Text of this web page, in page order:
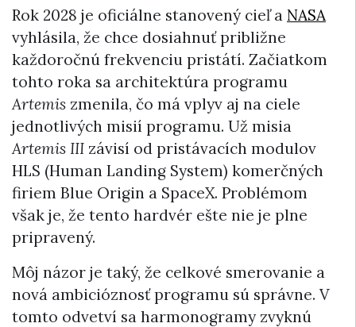
Rok 2028 je oficiálne stanovený cieľ a NASA
vyhlásila, že chce dosiahnuť približne
každoročnú frekvenciu pristátí. Začiatkom
tohto roka sa architektúra programu
Artemis zmenila, čo má vplyv aj na ciele
jednotlivých misií programu. Už misia
Artemis III závisí od pristávacích modulov
HLS (Human Landing System) komerčných
firiem Blue Origin a SpaceX. Problémom
však je, že tento hardvér ešte nie je plne
pripravený.
Môj názor je taký, že celkové smerovanie a
nová ambicióznosť programu sú správne. V
tomto odvetví sa harmonogramy zvyknú